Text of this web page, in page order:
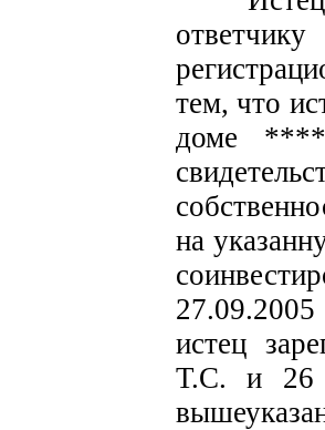
тем, что
доме
на
истец
Т.С. и 26